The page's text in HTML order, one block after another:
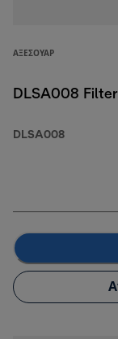
ΑΞΕΣΟΥΆΡ
DLSA008
DLSA008